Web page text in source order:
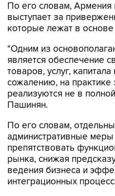
По его словам, Армения
выступает за
которые лежат в
"Одним из
является обеспечение
товаров, услуг,
сожалению, на практике
реализуются не в
Пашинян.
По его словам,
административные
препятствовать
рынка, снижая
ведения бизнеса и
интеграционных